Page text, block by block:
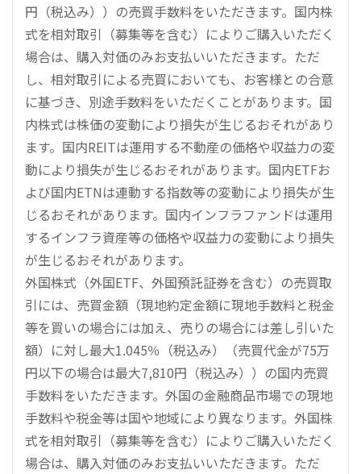
円（税込み））の売買手数料をいただきます。国内株
式を相対取引（募集等を含む）によりご購入いただく
場合は、購入対価のみお支払いいただきます。ただ
し、相対取引による売買においても、お客様との合意
に基づき、別途手数料をいただくことがあります。国
内株式は株価の変動により損失が生じるおそれがあり
ます。国内REITは運用する不動産の価格や収益力の変
動により損失が生じるおそれがあります。国内ETFお
よび国内ETNは連動する指数等の変動により損失が生
じるおそれがあります。国内インフラファンドは運用
するインフラ資産等の価格や収益力の変動により損失
が生じるおそれがあります。
外国株式（外国ETF、外国預託証券を含む）の売買取
引には、売買金額（現地約定金額に現地手数料と税金
等を買いの場合には加え、売りの場合には差し引いた
額）に対し最大1.045％（税込み）（売買代金が75万
円以下の場合は最大7,810円（税込み））の国内売買
手数料をいただきます。外国の金融商品市場での現地
手数料や税金等は国や地域により異なります。外国株
式を相対取引（募集等を含む）によりご購入いただく
場合は、購入対価のみお支払いいただきます。ただ